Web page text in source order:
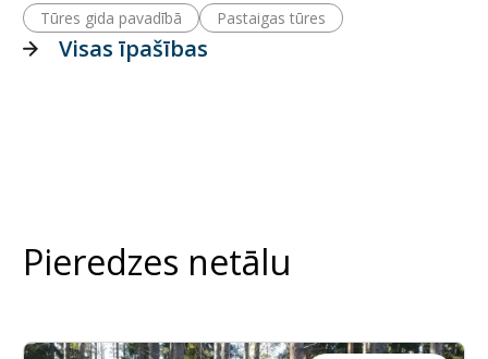
Tūres gida pavadībā Pastaigas tūres
Visas īpašības
Pieredzes netālu